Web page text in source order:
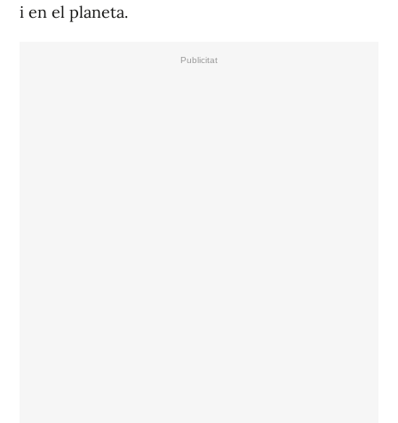
i en el planeta.